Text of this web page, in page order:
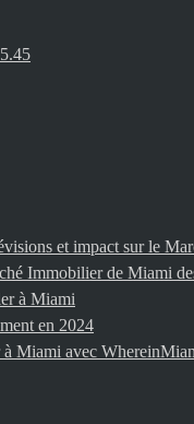
et impact sur le
Immobilier de Miami
à Miami
en 2024
Miami avec